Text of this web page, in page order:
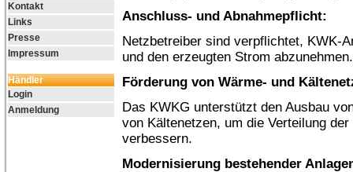
Kontakt
Links
Presse
Impressum
Händler
Login
Anmeldung
Anschluss- und Abnahmepflicht:
Netzbetreiber sind verpflichtet, KWK-
und den erzeugten Strom abzunehmen.
Förderung von Wärme- und
Das KWKG unterstützt den Ausbau
von Kältenetzen, um die Verteilung
verbessern.
Modernisierung bestehender